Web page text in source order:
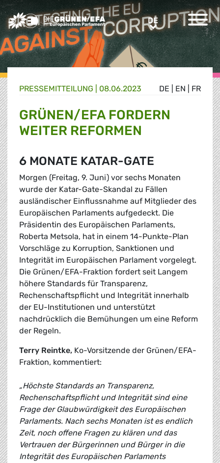
Greens/EFA Home DEDE
DE EN FR
PRESSE­MITTEILUNG 08.06.2023
GRÜNEN/EFA FORDERN
WEITER REFORMEN
6 MONATE KATAR-GATE
Morgen (Freitag, 9. Juni) vor sechs Monaten
wurde der Katar-Gate-Skandal zu Fällen
ausländischer Einflussnahme auf Mitglieder des
Europäischen Parlaments aufgedeckt. Die
Präsidentin des Europäischen Parlaments,
Roberta Metsola, hat in einem 14-Punkte-Plan
Vorschläge zu Korruption, Sanktionen und
Integrität im Europäischen Parlament vorgelegt.
Die Grünen/EFA-Fraktion fordert seit Langem
höhere Standards für Transparenz,
Rechenschaftspflicht und Integrität innerhalb
der EU-Institutionen und unterstützt
nachdrücklich die Bemühungen um eine Reform
der Regeln.
Terry Reintke, Ko-Vorsitzende der Grünen/EFA-
Fraktion, kommentiert:
„Höchste Standards an Transparenz,
Rechenschaftspflicht und Integrität sind eine
Frage der Glaubwürdigkeit des Europäischen
Parlaments. Nach sechs Monaten ist es endlich
Zeit, noch offene Fragen zu klären und das
Vertrauen der Bürgerinnen und Bürger in die
Integrität des Europäischen Parlaments